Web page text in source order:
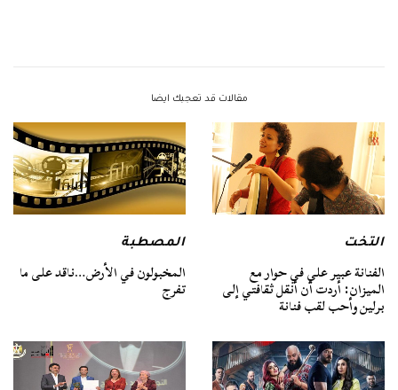
مقالات قد تعجبك ايضا
التخت
الفنانة عبير علي في حوار مع
الميزان: أردت أن أنقل ثقافتي إلى
برلين وأحب لقب فنانة
المصطبة
المخبولون في الأرض…ناقد على ما
تفرج